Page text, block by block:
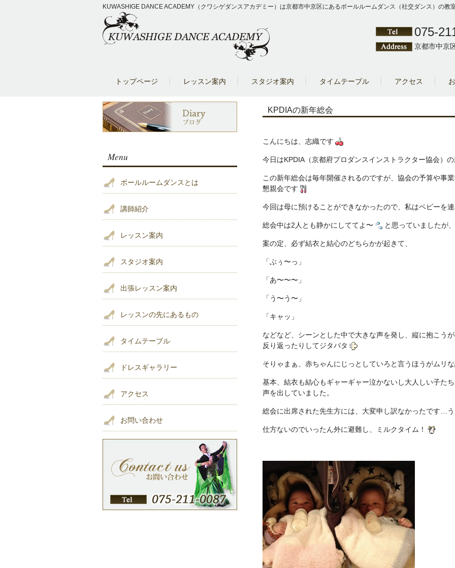
KUWASHIGE DANCE ACADEMY（クワシゲダンスアカデミー）は京都市中京区にあるボールルームダンス（社交ダンス）の教
075-
京都市中京
トップページ レッスン案内 スタジオ案内 タイムテーブル アクセス
KPDIAの新年総会
こんにちは、志織です
今日はKPDIA（京都府プロダンスインストラクター協会）の
この新年総会は毎年開催されるのですが、協会の予算や事
懇親会です
今回は母に預けることができなかったので、私はベビーを
総会中は2人とも静かにしててよ〜 と思っていましたが
案の定、必ず結衣と結心のどちらかが起きて、
「ぶぅ〜っ」
「あ〜〜〜」
「う〜う〜」
「キャッ」
などなど、シーンとした中で大きな声を発し、縦に抱こう
反り返ったりしてジタバタ
そりゃまぁ、赤ちゃんにじっとしていろと言うほうがムリな
基本、結衣も結心もギャーギャー泣かないし大人しい子た
声を出していました。
総会に出席された先生方には、大変申し訳なかったです…
仕方ないのでいったん外に避難し、ミルクタイム！
Menu
ボールルームダンスとは
講師紹介
レッスン案内
スタジオ案内
出張レッスン案内
レッスンの先にあるもの
タイムテーブル
ドレスギャラリー
アクセス
お問い合わせ